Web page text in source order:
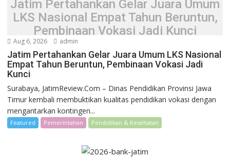
Jatim Pertahankan Gelar Juara Umum
LKS Nasional Empat Tahun Beruntun,
Pembinaan Vokasi Jadi Kunci
Aug 6, 2026 admin
Jatim Pertahankan Gelar Juara Umum LKS Nasional
Empat Tahun Beruntun, Pembinaan Vokasi Jadi
Kunci
Surabaya, JatimReview.Com – Dinas Pendidikan Provinsi Jawa
Timur kembali membuktikan kualitas pendidikan vokasi dengan
mengantarkan kontingen...
Featured Pemerintahan Pendidikan & Kesehatan